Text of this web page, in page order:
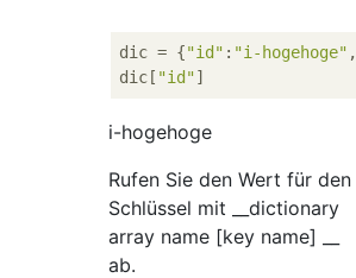
dic = {"id" : "i-hogehoge" ,
dic[ "id"
i-hogehoge
Rufen Sie den Wert für den
Schlüssel mit __dictionary
array name [key name] __
ab.